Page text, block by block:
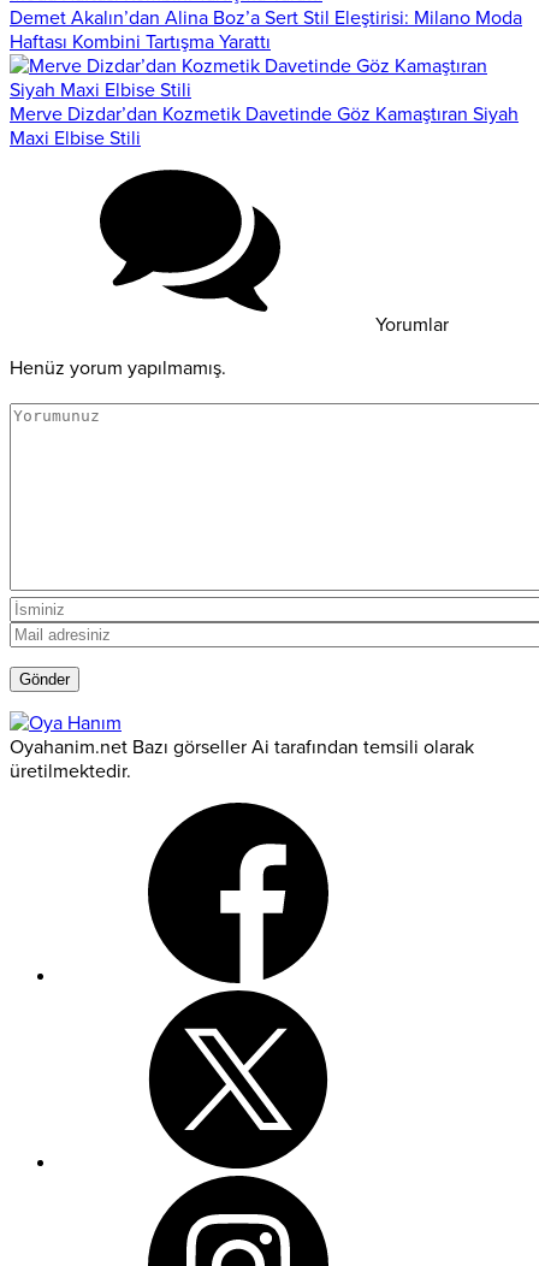
Demet Akalın’dan Alina Boz’a Sert Stil Eleştirisi: Milano Moda
Haftası Kombini Tartışma Yarattı
Merve Dizdar’dan Kozmetik Davetinde Göz Kamaştıran Siyah
Maxi Elbise Stili
Yorumlar
Henüz yorum yapılmamış.
Oyahanim.net Bazı görseller Ai tarafından temsili olarak
üretilmektedir.